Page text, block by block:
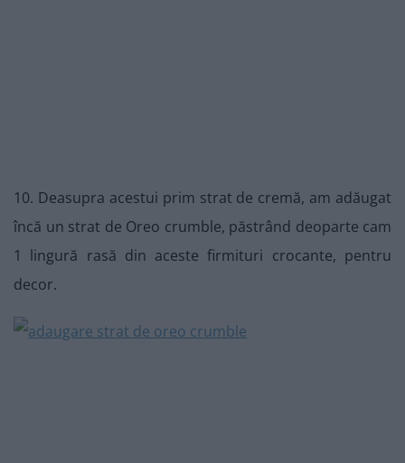
10. Deasupra acestui prim strat de cremă, am adăugat
încă un strat de Oreo crumble, păstrând deoparte cam
1 lingură rasă din aceste firmituri crocante, pentru
decor.